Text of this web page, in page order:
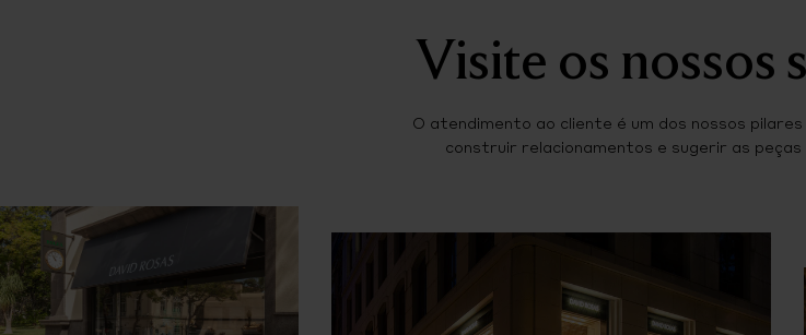
Visite os nossos
O atendimento ao cliente é um dos nossos
construir relacionamentos e sugerir as peças